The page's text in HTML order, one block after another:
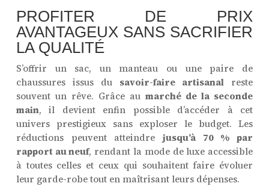
PROFITER DE PRIX
AVANTAGEUX SANS SACRIFIER
LA QUALITÉ
S’offrir un sac, un manteau ou une paire de
chaussures issus du savoir-faire artisanal reste
souvent un rêve. Grâce aumarché de la seconde
main, il devient enfin possible d’accéder à cet
univers prestigieux sans exploser le budget. Les
réductions peuvent atteindre jusqu’à 70 % par
rapport au neuf, rendant la mode de luxe accessible
à toutes celles et ceux qui souhaitent faire évoluer
leur garde-robe tout en maîtrisant leurs dépenses.